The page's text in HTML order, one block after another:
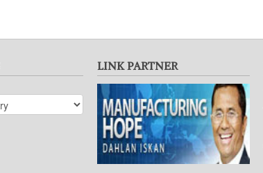
LINK PARTNER